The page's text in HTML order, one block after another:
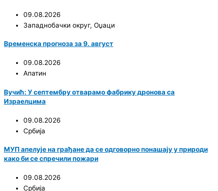
09.08.2026
Западнобачки округ, Оџаци
Временска прогноза за 9. август
09.08.2026
Апатин
Вучић: У септембру отварамо фабрику дронова са
Израелцима
09.08.2026
Србија
МУП апелује на грађане да се одговорно понашају у природи
како би се спречили пожари
09.08.2026
Србија